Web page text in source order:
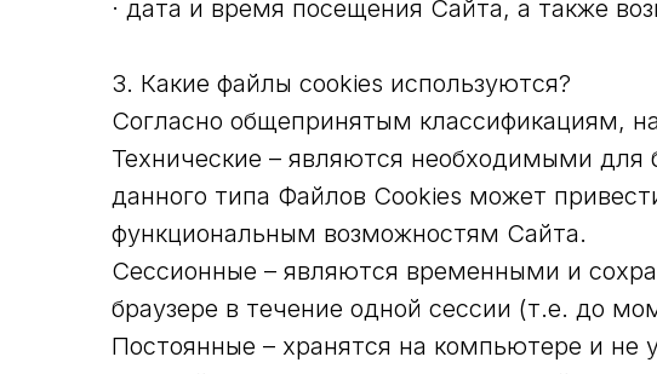
· дата и время посещения Сайта, а также
3. Какие файлы cookies используются?
Согласно общепринятым классификациям,
Технические – являются необходимыми для
данного типа Файлов Cookies может
функциональным возможностям Сайта.
Сессионные – являются временными и
браузере в течение одной сессии (т.е. до
Постоянные – хранятся на компьютере и не